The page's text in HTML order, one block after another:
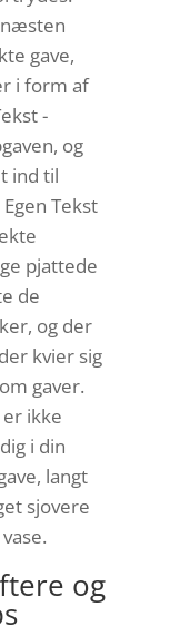
gave,
i form af
-
og
ind til
Tekst
pjattede
de
og der
kvier sig
gaver.
ikke
i din
langt
sjovere
og